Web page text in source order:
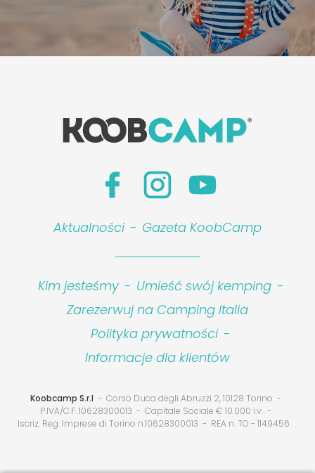
Aktualności - Gazeta KoobCamp
Kim jesteśmy - Umieść swój kemping -
Zarezerwuj na Camping Italia
Polityka prywatności -
Informacje dla klientów
Koobcamp S.r.l
Corso Duca degli Abruzzi 2, 10128 Torino
P.IVA/C.F. 10628300013
Capitale Sociale € 10.000 i.v.
Iscriz. Reg. Imprese di Torino n.10628300013
REA n. TO - 1149456